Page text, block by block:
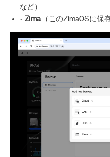
など）
· Zima （このZimaOSに保